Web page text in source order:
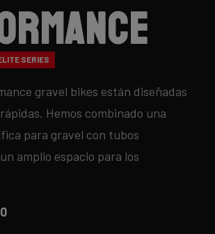
SERIES
gravel bikes están diseñadas
Hemos combinado una
para gravel con tubos
amplio espacio para los